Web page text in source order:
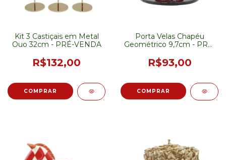
Kit 3 Castiçais em Metal
Ouo 32cm - PRÉ-VENDA
R$132,00
Porta Velas Chapéu
Geométrico 9,7cm - PRÉ-
R$93,00